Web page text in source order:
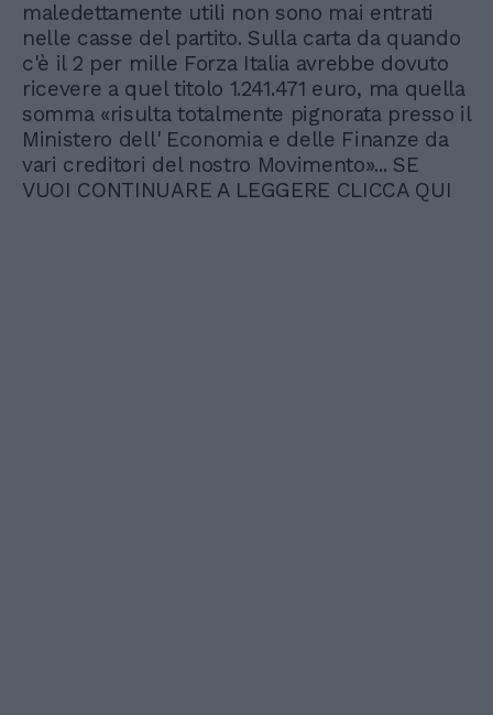
maledettamente utili non sono mai entrati
nelle casse del partito. Sulla carta da quando
c'è il 2 per mille Forza Italia avrebbe dovuto
ricevere a quel titolo 1.241.471 euro, ma quella
somma «risulta totalmente pignorata presso il
Ministero dell' Economia e delle Finanze da
vari creditori del nostro Movimento»... SE
VUOI CONTINUARE A LEGGERE CLICCA QUI